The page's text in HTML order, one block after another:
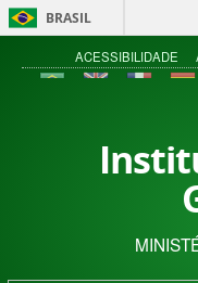
BRASIL
ACESSIBILIDADE